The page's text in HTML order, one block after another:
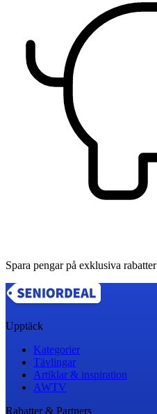
Spara pengar på exklusiva rabatter
Upptäck
Kategorier
Tävlingar
Artiklar & inspiration
AWTV
Rabatter & Partners